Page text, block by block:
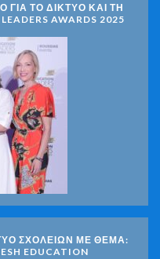
ΤΟ ΔΙΚΤΥΟ ΚΑΙ ΤΗ
AWARDS 2025
ΣΧΟΛΕΊΩΝ ΜΕ ΘΈΜΑ:
EDUCATION